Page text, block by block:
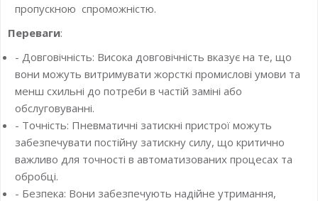
пропускною спроможністю.
Переваги:
- Довговічність: Висока довговічність вказує на те, що
вони можуть витримувати жорсткі промислові умови та
менш схильні до потреби в частій заміні або
обслуговуванні.
- Точність: Пневматичні затискні пристрої можуть
забезпечувати постійну затискну силу, що критично
важливо для точності в автоматизованих процесах та
обробці.
- Безпека: Вони забезпечують надійне утримання,